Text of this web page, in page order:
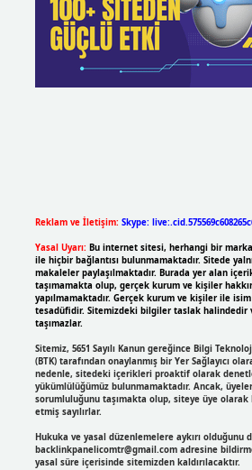
Reklam ve İletişim: Skype:
Yasal Uyarı: Bu internet sitesi, herhangi bir
ile hiçbir bağlantısı bulunmamaktadır. Sitede
makaleler paylaşılmaktadır. Burada yer alan
taşımamakta olup, gerçek kurum ve kişiler
yapılmamaktadır. Gerçek kurum ve kişiler ile
tesadüfidir. Sitemizdeki bilgiler taslak halindedir
taşımazlar.
Sitemiz, 5651 Sayılı Kanun gereğince Bilgi
(BTK) tarafından onaylanmış bir Yer Sağlayıcı
nedenle, sitedeki içerikleri proaktif olarak
yükümlülüğümüz bulunmamaktadır. Ancak,
sorumluluğunu taşımakta olup, siteye üye olarak
etmiş sayılırlar.
Hukuka ve yasal düzenlemelere aykırı olduğunu
backlinkpanelicomtr@gmail.comadresine
yasal süre içerisinde sitemizden kaldırılacaktır.